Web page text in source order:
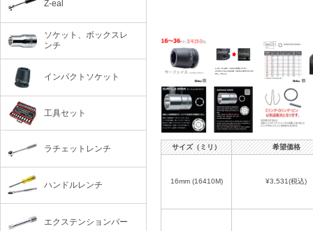
サイズ（ミリ） 希望価格
16mm (16410M) ¥3,531(税込)
Z-eal
ソケット、ボックスレ
ンチ
インパクトソケット
工具セット
ラチェットレンチ
ハンドルレンチ
エクステンションバー